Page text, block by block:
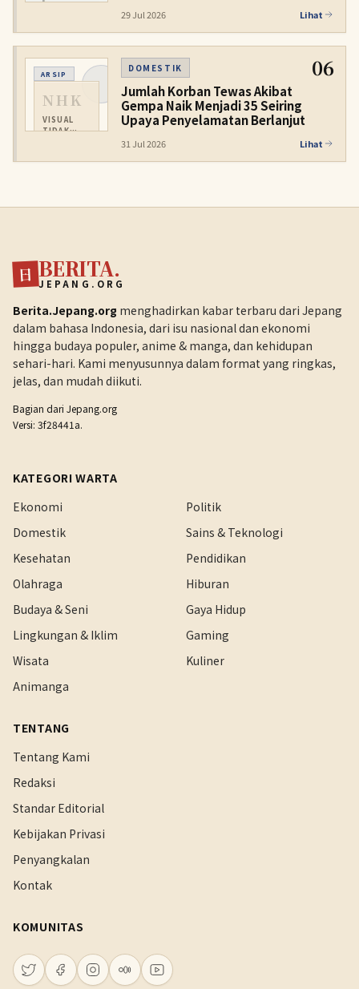
29 Jul 2026 Lihat
ARSIP
NHK
VISUAL
TIDAK
DOMESTIK 06
Jumlah Korban Tewas Akibat
Gempa Naik Menjadi 35 Seiring
Upaya Penyelamatan Berlanjut
31 Jul 2026 Lihat
日 BERITA.
JEPANG.ORG
Berita.Jepang.org menghadirkan kabar terbaru dari Jepang
dalam bahasa Indonesia, dari isu nasional dan ekonomi
hingga budaya populer, anime & manga, dan kehidupan
sehari-hari. Kami menyusunnya dalam format yang ringkas,
jelas, dan mudah diikuti.
Bagian dari Jepang.org
Versi: 3f28441a.
KATEGORI WARTA
Ekonomi
Politik
Domestik
Sains & Teknologi
Kesehatan
Pendidikan
Olahraga
Hiburan
Budaya & Seni
Gaya Hidup
Lingkungan & Iklim
Gaming
Wisata
Kuliner
Animanga
TENTANG
Tentang Kami
Redaksi
Standar Editorial
Kebijakan Privasi
Penyangkalan
Kontak
KOMUNITAS